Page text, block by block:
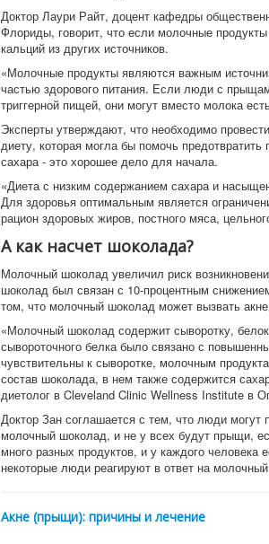
Доктор Лаури Райт, доцент кафедры
Флориды, говорит, что если молочные
кальций из других источников.
«Молочные продукты являются важным
частью здорового питания. Если люди с
триггерной пищей, они могут вместо молока
Эксперты утверждают, что необходимо
диету, которая могла бы помочь
сахара - это хорошее дело для начала.
«Диета с низким содержанием сахара и
Для здоровья оптимальным является
рацион здоровых жиров, постного мяса,
А как насчет шоколада?
Молочный шоколад увеличил риск
шоколад был связан с 10-процентным
том, что молочный шоколад может вызвать
«Молочный шоколад содержит сыворотку,
сывороточного белка было связано с
чувствительны к сыворотке, молочным
состав шоколада, в нем также содержится
диетолог в Cleveland Clinic Wellness Institute в
Доктор Зан соглашается с тем, что люди могут
молочный шоколад, и не у всех будут прыщи,
много разных продуктов, и у каждого человека
некоторые люди реагируют в ответ на
Акне (прыщи): причины и лечение